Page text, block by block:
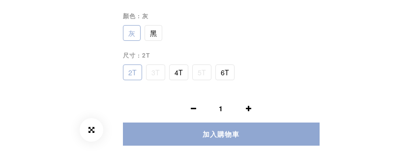
顏色 : 灰
灰 黑
尺寸 : 2T
2T 3T 4T 5T 6T
加入購物車